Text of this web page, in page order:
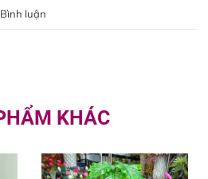
Bình luận
KHÁC